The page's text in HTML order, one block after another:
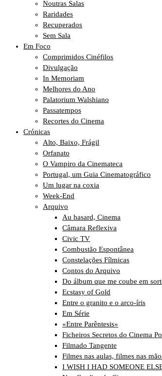
Noutras Salas
Raridades
Recuperados
Sem Sala
Em Foco
Comprimidos Cinéfilos
Divulgação
In Memoriam
Melhores do Ano
Palatorium Walshiano
Passatempos
Recortes do Cinema
Crónicas
Alto, Baixo, Frágil
Orfanato
O Vampiro da Cinemateca
Portugal, um Guia Cinematográfico
Um lugar na coxia
Week-End
Arquivo
Au hasard, Cinema
Câmara Reflexiva
Civic TV
Combustão Espontânea
Constelações Fílmicas
Contos do Arquivo
Do álbum que me coube em
Ecstasy of Gold
Entre o granito e o arco-íris
Em Série
«Entre Parêntesis»
Ficheiros Secretos do Cinema
Filmado Tangente
Filmes nas aulas, filmes nas
I WISH I HAD SOMEONE